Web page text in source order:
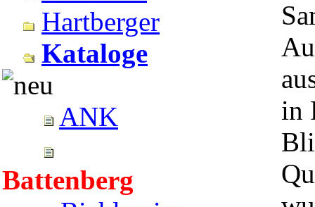
Hartberger
Kataloge
ANK
Battenberg
in